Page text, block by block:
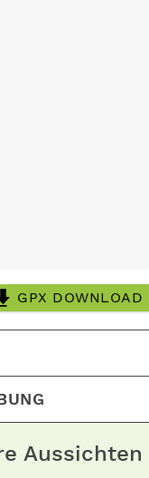
GPX DOWNLOAD
Aussichten